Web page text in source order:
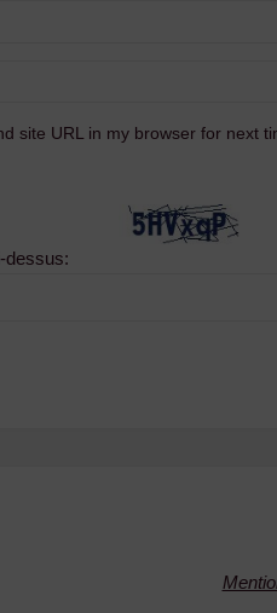
site URL in my browser for next
dessus: